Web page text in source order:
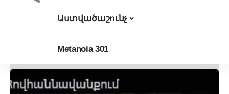
Աստվածաշունչ
Metanoia 301